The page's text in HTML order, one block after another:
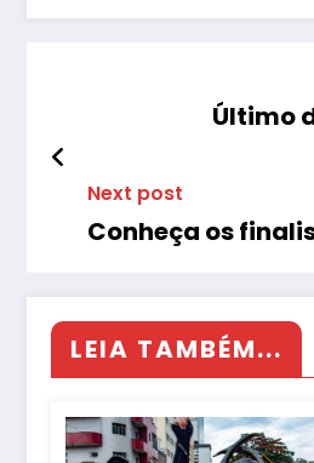
Último
Next post
Conheça os
LEIA TAMBÉM...